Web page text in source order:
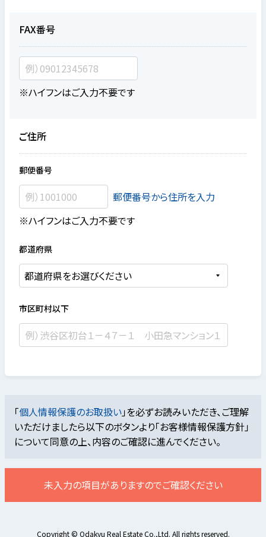
FAX番号
※ハイフンはご入力不要です
ご住所
郵便番号
郵便番号から住所を入力
※ハイフンはご入力不要です
都道府県
市区町村以下
「個人情報保護のお取扱い」を必ずお読みいただき、ご理解
いただけましたら以下のボタンより「お客様情報保護方針」
について同意の上、内容のご確認に進んでください。
未入力の項目がありますのでご確認ください
Copyright © Odakyu Real Estate Co.,Ltd. All rights reserved.